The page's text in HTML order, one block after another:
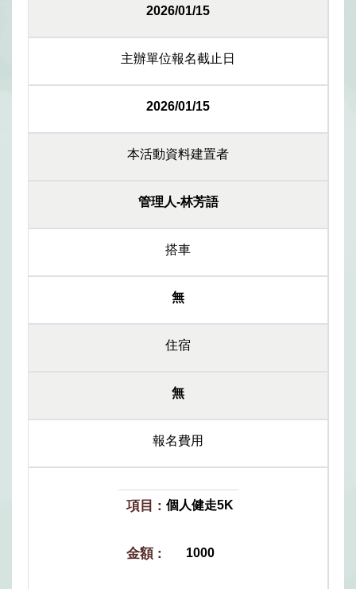
2026/01/15
主辦單位報名截止日
2026/01/15
本活動資料建置者
管理人-林芳語
搭車
無
住宿
無
報名費用
個人健走5K
1000